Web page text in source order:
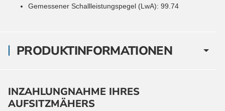
PRODUKTINFORMATIONEN
Gemessener Schallleistungspegel (LwA): 99.74
INZAHLUNGNAHME IHRES
AUFSITZMÄHERS